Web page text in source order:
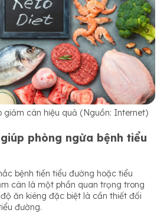
giảm cân hiệu quả (Nguồn: Internet)
giúp phòng ngừa bệnh tiểu
bệnh tiền tiểu đường hoặc tiểu
cân là một phần quan trọng trong
ăn kiêng đặc biệt là cần thiết đối
đường.